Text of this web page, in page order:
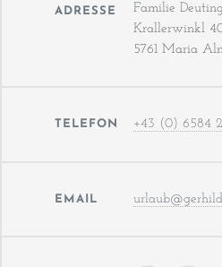
ADRESSE
Familie
Krallerwinkl
5761 Maria
TELEFON +43 (0) 6584
EMAIL